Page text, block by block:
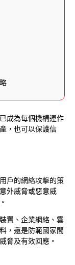
成為每個機構運作
，也可以保護信
戶的網絡攻擊的策
外威脅或惡意威
置、企業網絡、雲
，還是防範國家間
脅及有效回應。